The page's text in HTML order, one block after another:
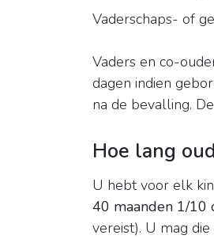
Vaderschaps- of
Vaders en co-
dagen indien
na de bevalling.
Hoe lang
U hebt voor elk
40 maanden 1/10
vereist). U mag